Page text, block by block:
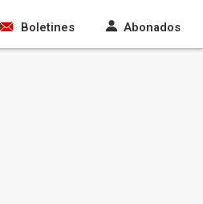
Boletines Abonados